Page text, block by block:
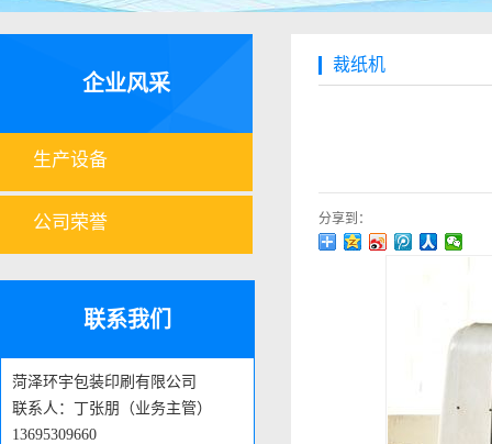
企业风采
生产设备
公司荣誉
联系我们
菏泽环宇包装印刷有限公司
联系人：丁张朋（业务主管）
13695309660
裁纸机
分享到：